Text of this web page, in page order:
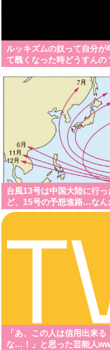
ルッキズムの奴って自分が
て醜くなった時どうすんの
台風13号は中国大陸に行っ
ど、15号の予想進路…なん
れ？ [8/8]
「あ、この人は信用出来る
な…！」と思った芸能人